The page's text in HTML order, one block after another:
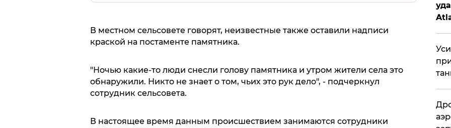
В местном сельсовете говорят, неизвестные также оставили надписи
краской на постаменте памятника.
"Ночью какие-то люди снесли голову памятника и утром жители села это
обнаружили. Никто не знает о том, чьих это рук дело", - подчеркнул
сотрудник сельсовета.
В настоящее время данным происшествием занимаются сотрудники